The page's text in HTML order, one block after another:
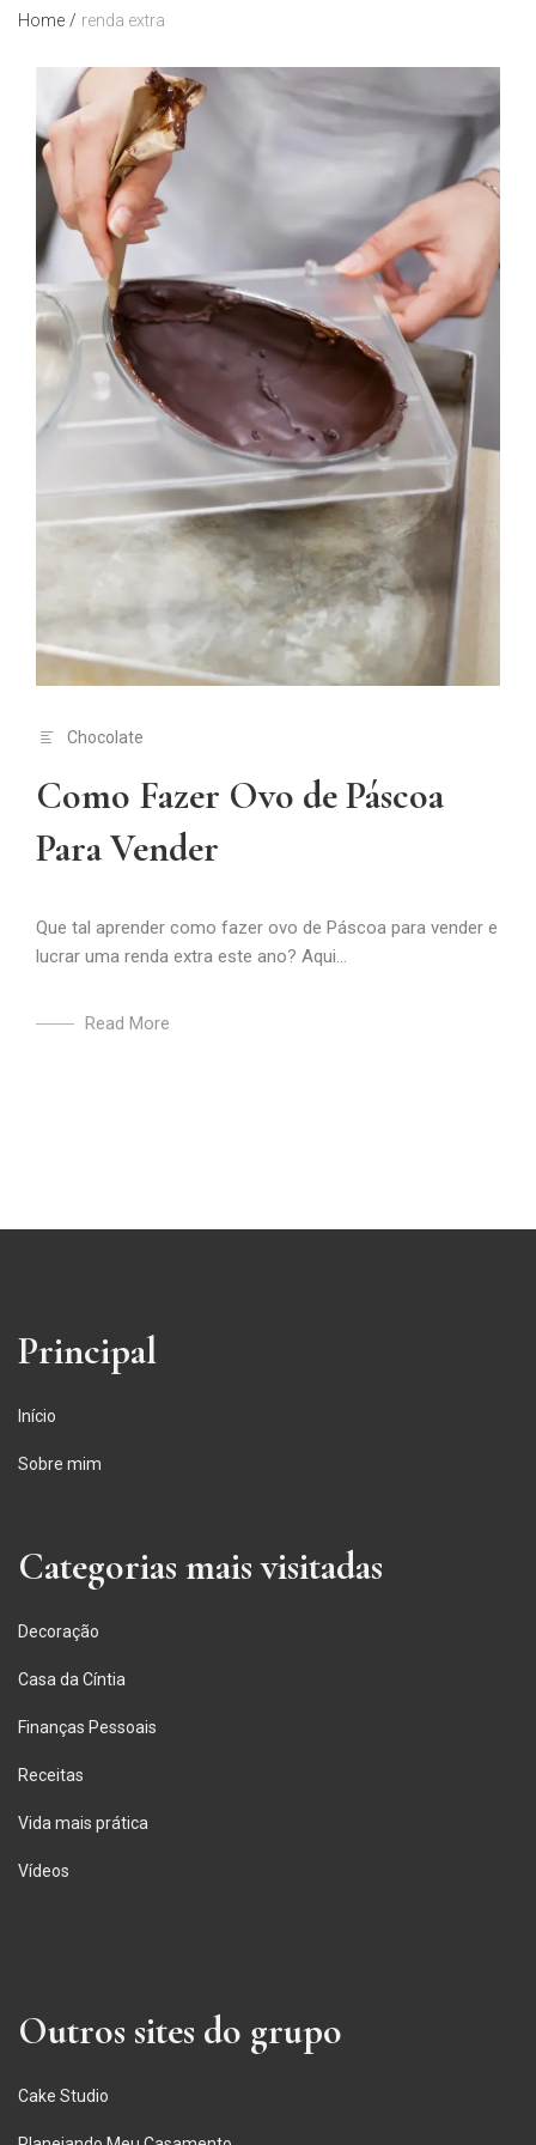
Home / renda extra
Chocolate
Como Fazer Ovo de Páscoa
Para Vender
Que tal aprender como fazer ovo de Páscoa para vender e
lucrar uma renda extra este ano? Aqui...
Read More
Principal
Início
Sobre mim
Categorias mais visitadas
Decoração
Casa da Cíntia
Finanças Pessoais
Receitas
Vida mais prática
Vídeos
Outros sites do grupo
Cake Studio